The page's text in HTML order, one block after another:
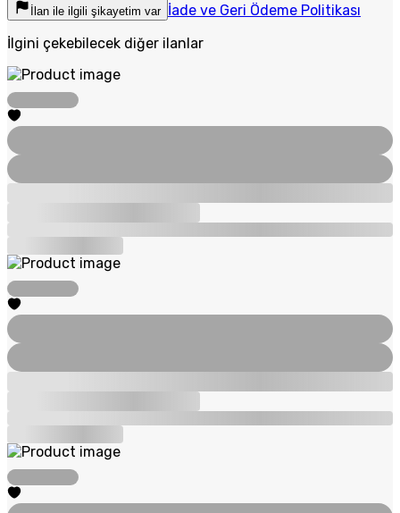
İlan ile ilgili şikayetim var İade ve Geri Ödeme Politikası
İlgini çekebilecek diğer ilanlar